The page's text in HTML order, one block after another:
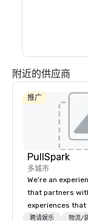
附近的供应商
推广
PullSpark
多城市
We’re an
that partners
experiences
love and hard to
聘请娱乐 物流/